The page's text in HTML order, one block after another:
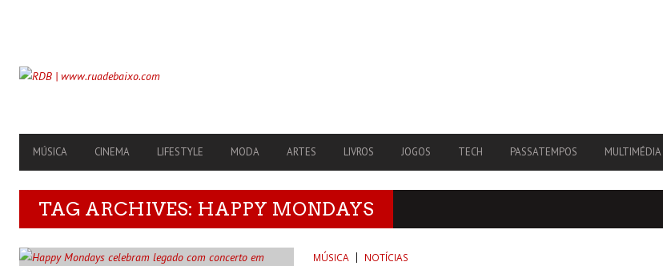
PRIMARY
NAVIGATION
MÚSICA CINEMA LIFESTYLE MODA ARTES LIVROS JOGOS TECH PASSATEMPOS MULTIMÉDIA
TAG ARCHIVES: HAPPY MONDAYS
MÚSICA NOTÍCIAS